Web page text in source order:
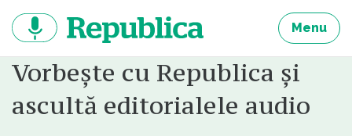
continut
Menu
Vorbește cu Republica și
ascultă editorialele audio